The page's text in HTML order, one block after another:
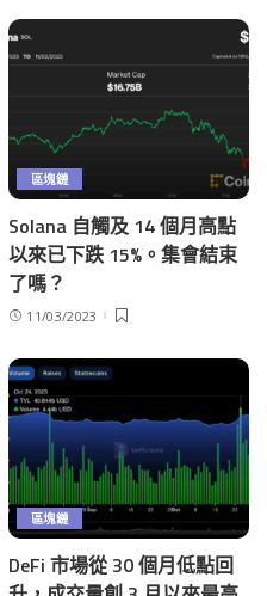
區塊鏈
Solana 自觸及 14 個月高點
以來已下跌 15%。集會結束
了嗎？
11/03/2023
區塊鏈
DeFi 市場從 30 個月低點回